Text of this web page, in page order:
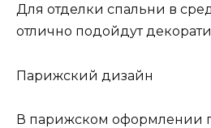
Для отделки спальни в
отлично подойдут
Парижский дизайн
В парижском оформлении